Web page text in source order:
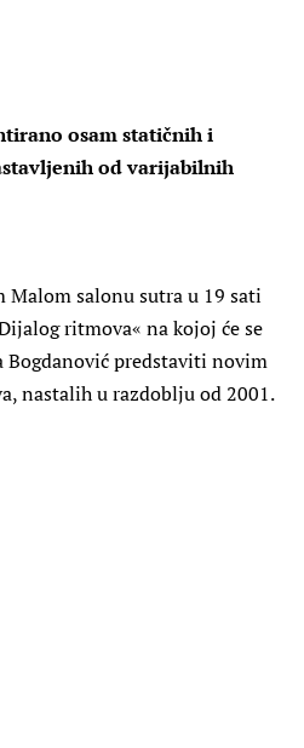
osam statičnih i
od varijabilnih
Malom salonu sutra u 19 sati
ritmova« na kojoj će se
Bogdanović predstaviti novim
nastalih u razdoblju od 2001.